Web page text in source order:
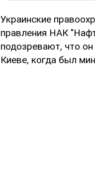
Украинские
правления НАК
подозревают, что
Киеве, когда был